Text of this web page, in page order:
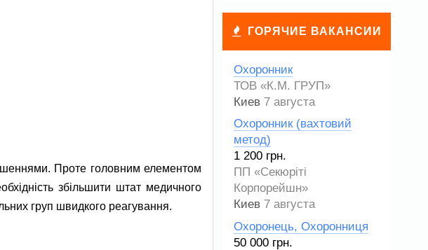
Проте головним елементом
збільшити штат медичного
груп швидкого реагування.
ГОРЯЧИЕ ВАКАНСИИ
Охоронник
ТОВ «К.М. ГРУП»
Киев 7 августа
Охоронник (вахтовий
метод)
1 200 грн.
ПП «Секюріті
Корпорейшн»
Киев 7 августа
Охоронець, Охоронниця
50 000 грн.